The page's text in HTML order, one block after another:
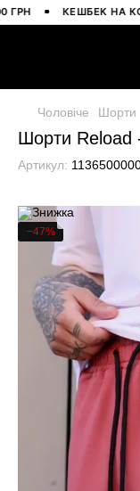
КЕШБЕК НА
Чоловіче Шорти
Шорти Reload
Артикул:
−47%